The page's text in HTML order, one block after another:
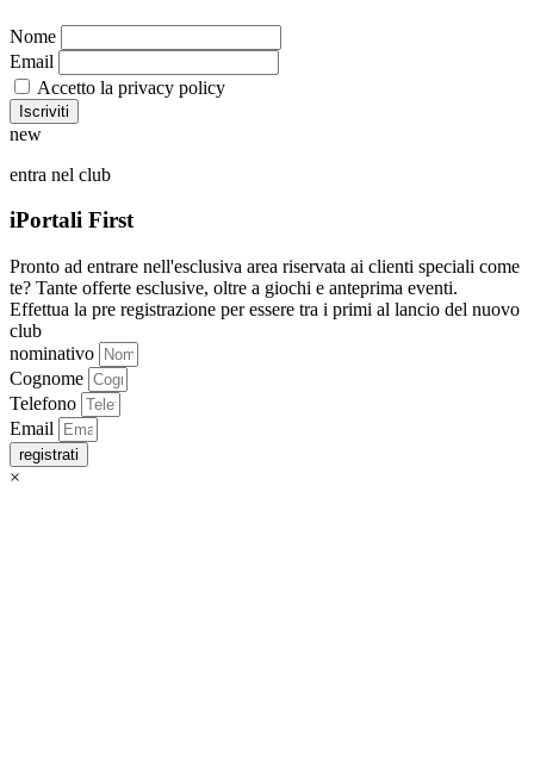
Nome
Email
Accetto la privacy policy
new
entra nel club
iPortali First
Pronto ad entrare nell'esclusiva area riservata ai clienti speciali come
te? Tante offerte esclusive, oltre a giochi e anteprima eventi.
Effettua la pre registrazione per essere tra i primi al lancio del nuovo
club
nominativo
Cognome
Telefono
Email
registrati
×